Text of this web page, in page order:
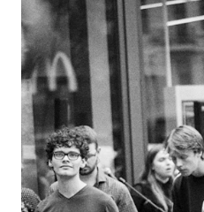
Nyheter og historier
Ledige stillinger
INFO
Om Norges musikkhøgskole
Kontakt oss
Finn ansatte